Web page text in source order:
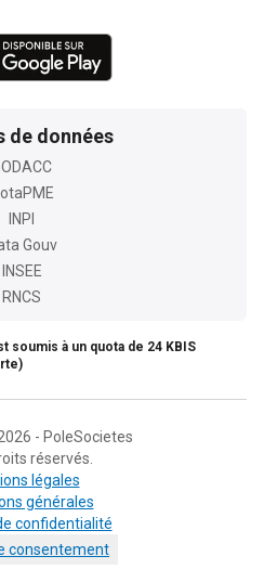
de données
INPI
Gouv
INSEE
RNCS
soumis à un quota de 24 KBIS
- PoleSocietes
réservés.
légales
générales
confidentialité
consentement